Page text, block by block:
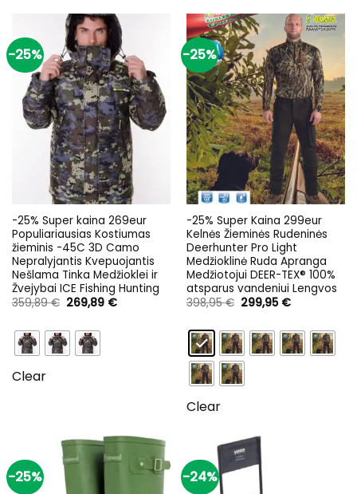
-25%
-25% Super kaina 269eur
Populiariausias Kostiumas
žieminis -45C 3D Camo
Nepralyjantis Kvepuojantis
Nešlama Tinka Medžioklei ir
Žvejybai ICE Fishing Hunting
359,89€ Original
price
359,89 €.
269,89 €Current
Clear
-25%
-25% Super Kaina 299eur
Kelnės Žieminės Rudeninės
Deerhunter Pro Light
Medžioklinė Ruda Apranga
Medžiotojui DEER-TEX® 100%
atsparus vandeniui Lengvos
398,95€ Original
price
398,95 €.
299,95 €Current
299,95 €.
Clear
-25% -24%